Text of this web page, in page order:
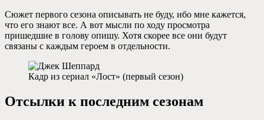
Сюжет первого сезона описывать не буду, ибо мне кажется,
что его знают все. А вот мысли по ходу просмотра
пришедшие в голову опишу. Хотя скорее все они будут
связаны с каждым героем в отдельности.
Кадр из сериал «Лост» (первый сезон)
Отсылки к последним сезонам